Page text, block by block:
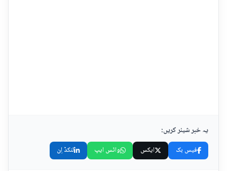
یہ خبر شیئر کریں:
فیس بک ایکس واٹس ایپ لنکڈ اِن